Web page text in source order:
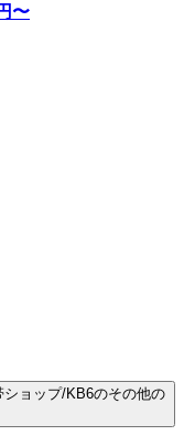
〜
ョップ/KB6のその他の